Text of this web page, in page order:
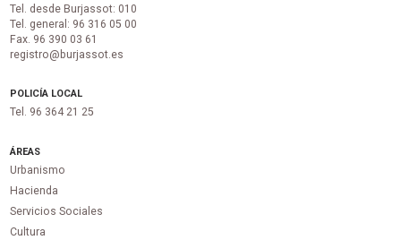
Tel. desde Burjassot: 010
Tel. general: 96 316 05 00
Fax. 96 390 03 61
registro@burjassot.es
POLICÍA LOCAL
Tel. 96 364 21 25
ÁREAS
Urbanismo
Hacienda
Servicios Sociales
Cultura